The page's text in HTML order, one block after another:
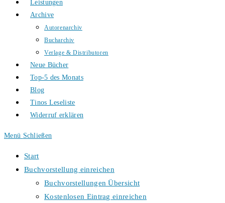
Leistungen
Archive
Autorenarchiv
Bucharchiv
Verlage & Distributoren
Neue Bücher
Top-5 des Monats
Blog
Tinos Leseliste
Widerruf erklären
Menü Schließen
Start
Buchvorstellung einreichen
Buchvorstellungen Übersicht
Kostenlosen Eintrag einreichen